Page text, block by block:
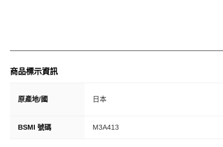
商品標示資訊
原產地/國 日本
BSMI 號碼 M3A413